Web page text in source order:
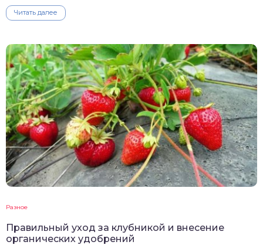
Читать далее
Разное
Правильный уход за клубникой и внесение
органических удобрений